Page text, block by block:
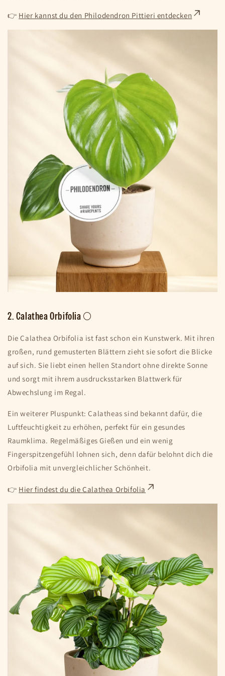
👉 Hier kannst du den Philodendron Pittieri entdecken
2. Calathea Orbifolia 🌕
Die Calathea Orbifolia ist fast schon ein Kunstwerk. Mit ihren
großen, rund gemusterten Blättern zieht sie sofort die Blicke
auf sich. Sie liebt einen hellen Standort ohne direkte Sonne
und sorgt mit ihrem ausdrucksstarken Blattwerk für
Abwechslung im Regal.
Ein weiterer Pluspunkt: Calatheas sind bekannt dafür, die
Luftfeuchtigkeit zu erhöhen, perfekt für ein gesundes
Raumklima. Regelmäßiges Gießen und ein wenig
Fingerspitzengefühl lohnen sich, denn dafür belohnt dich die
Orbifolia mit unvergleichlicher Schönheit.
👉 Hier findest du die Calathea Orbifolia